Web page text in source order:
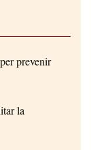
prevenir
la